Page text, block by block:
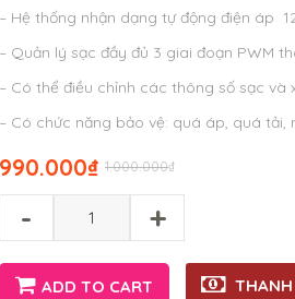
– Hệ thống nhận dạng tự động điện áp
– Quản lý sạc đầy đủ 3 giai đoạn PWM
– Có thể điều chỉnh các thông số sạc và
– Có chức năng bảo vệ: quá áp, quá tải,
₫
1.000.000
₫
990.000
- +
ADD TO CART